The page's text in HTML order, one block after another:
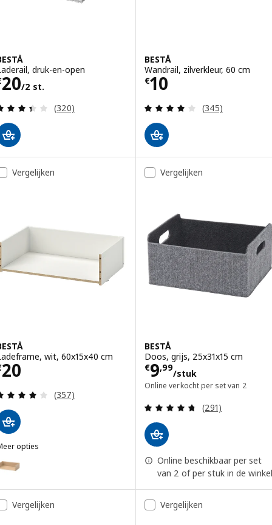
druk-en-open
20/2 st.€ 20/2 st.
Beoordeling: 3.4 van 5 sterren. Totaal
(320)
BESTÅ
Wandrail, zilverkleur, 60 cm
€10
Prijs € 10
Beoordeling: 4
(345)
Vergelijken
wit, 60x15x40 cm
20 € 20
Beoordeling: 3.9 van 5 sterren. Totaal
(357)
opties
BESTÅ, Ladeframe, wit gelazuurd eikeneffect, 60x15x40 cm
BESTÅ, Ladeframe, donkergrijs, 60x15x40 cm
Vergelijken
BESTÅ
Doos, grijs, 25x31x15 cm
€9,99
/stuk
Prijs € 9,99/
Online verkocht per set van 2
Beoordeling:
(291)
Online beschikbaar per set
van 2 of per stuk in de winkel
Vergelijken Vergelijken